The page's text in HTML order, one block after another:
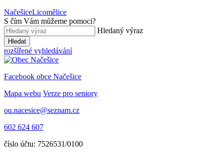
NačešiceLicomělice
S čím Vám můžeme pomoci?
Hledaný výraz
Hledat
rozšířené vyhledávání
Facebook obce Načešice
Mapa webu Verze pro seniory
ou.nacesice@seznam.cz
602 624 607
číslo účtu: 7526531/0100